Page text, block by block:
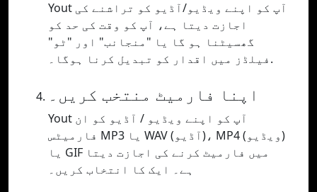
Yout آپ کو اپنے ویڈیو/آڈیو کو تراشنے کی
اجازت دیتا ہے، آپ کو وقت کی حد کو
گھسیٹنا ہو گا یا "منجانب" اور "ٹو"
فیلڈز میں اقدار کو تبدیل کرنا ہوگا۔.
اپنا فارمیٹ منتخب کریں۔
Yout آپ کو اپنے ویڈیو / آڈیو کو ان
فارمیٹس MP3 یا WAV (آڈیو)، MP4 (ویڈیو)
یا GIF میں فارمیٹ کرنے کی اجازت دیتا
ہے۔ ایک کا انتخاب کریں۔